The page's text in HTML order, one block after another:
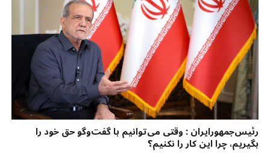
رئیس‌جمهورایران : وقتی می‌توانیم با گفت‌وگو حق خود را
بگیریم، چرا این کار را نکنیم؟